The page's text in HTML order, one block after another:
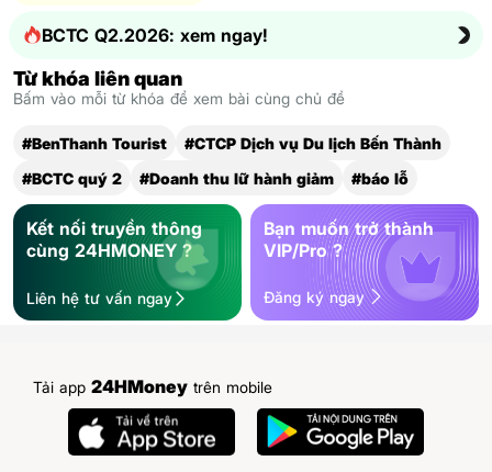
BCTC Q2.2026: xem ngay!
Từ khóa liên quan
Bấm vào mỗi từ khóa để xem bài cùng chủ đề
#BenThanh Tourist
#CTCP Dịch vụ Du lịch Bến Thành
#BCTC quý 2
#Doanh thu lữ hành giảm #báo lỗ
Kết nối truyền thông
cùng 24HMONEY ?
Liên hệ tư vấn ngay
Bạn muốn trở thành
VIP/Pro ?
Đăng ký ngay
Tải app 24HMoney trên mobile